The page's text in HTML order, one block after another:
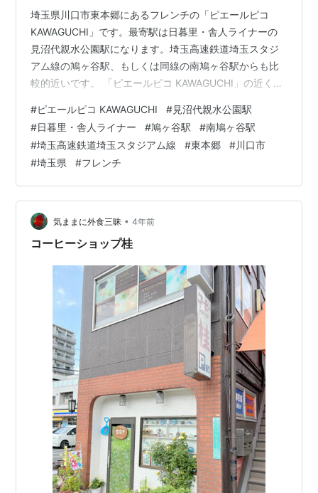
埼玉県川口市東本郷にあるフレンチの「ピエールピコ
KAWAGUCHI」です。最寄駅は日暮里・舎人ライナーの
見沼代親水公園駅になります。埼玉高速鉄道埼玉スタジ
アム線の鳩ヶ谷駅、もしくは同線の南鳩ヶ谷駅からも比
較的近いです。 「ピエールピコ KAWAGUCHI」の近くに
ストラン フレンド」があります。
morigen1.hatenablog.com morigen1.hatenablog.com こ
の日はちょうど鳩ヶ谷付近で昼を食べようと考えてお
り、ネットで探していたところ見つかったのが「ピエー
ルピコ KAWAGUCHI」でした。気になっ…
#ピエールピコ KAWAGUCHI #見沼代親水公園駅
#日暮里・舎人ライナー #鳩ヶ谷駅 #南鳩ヶ谷駅
#埼玉高速鉄道埼玉スタジアム線 #東本郷 #川口市
#埼玉県 #フレンチ
気ままに外食三昧 • 4年前
コーヒーショップ桂